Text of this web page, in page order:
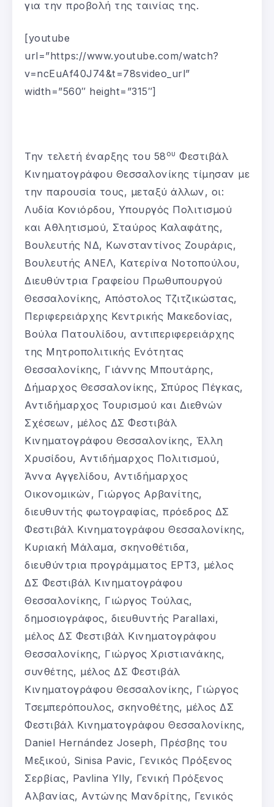
για την προβολή της ταινίας της.
[youtube
url=”https://www.youtube.com/watch?
v=ncEuAf40J74&t=78svideo_url”
width=”560″ height=”315″]
Την τελετή έναρξης του 58 ου Φεστιβάλ
Κινηματογράφου Θεσσαλονίκης τίμησαν με
την παρουσία τους, μεταξύ άλλων, οι:
Λυδία Κονιόρδου, Υπουργός Πολιτισμού
και Αθλητισμού, Σταύρος Καλαφάτης,
Βουλευτής ΝΔ, Κωνσταντίνος Ζουράρις,
Βουλευτής ΑΝΕΛ, Κατερίνα Νοτοπούλου,
Διευθύντρια Γραφείου Πρωθυπουργού
Θεσσαλονίκης, Απόστολος Τζιτζικώστας,
Περιφερειάρχης Κεντρικής Μακεδονίας,
Βούλα Πατουλίδου, αντιπεριφερειάρχης
της Μητροπολιτικής Ενότητας
Θεσσαλονίκης, Γιάννης Μπουτάρης,
Δήμαρχος Θεσσαλονίκης, Σπύρος Πέγκας,
Αντιδήμαρχος Τουρισμού και Διεθνών
Σχέσεων, μέλος ΔΣ Φεστιβάλ
Κινηματογράφου Θεσσαλονίκης, Έλλη
Χρυσίδου, Αντιδήμαρχος Πολιτισμού,
Άννα Αγγελίδου, Αντιδήμαρχος
Οικονομικών, Γιώργος Αρβανίτης,
διευθυντής φωτογραφίας, πρόεδρος ΔΣ
Φεστιβάλ Κινηματογράφου Θεσσαλονίκης,
Κυριακή Μάλαμα, σκηνοθέτιδα,
διευθύντρια προγράμματος ΕΡΤ3, μέλος
ΔΣ Φεστιβάλ Κινηματογράφου
Θεσσαλονίκης, Γιώργος Τούλας,
δημοσιογράφος, διευθυντής Parallaxi,
μέλος ΔΣ Φεστιβάλ Κινηματογράφου
Θεσσαλονίκης, Γιώργος Χριστιανάκης,
συνθέτης, μέλος ΔΣ Φεστιβάλ
Κινηματογράφου Θεσσαλονίκης, Γιώργος
Τσεμπερόπουλος, σκηνοθέτης, μέλος ΔΣ
Φεστιβάλ Κινηματογράφου Θεσσαλονίκης,
Daniel Hernández Joseph, Πρέσβης του
Μεξικού, Sinisa Pavic, Γενικός Πρόξενος
Σερβίας, Pavlina Ylly, Γενική Πρόξενος
Αλβανίας, Αντώνης Μανδρίτης, Γενικός